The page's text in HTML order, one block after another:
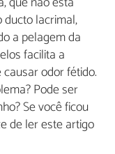
lacrimal,
a pelagem da
facilita a
odor fétido.
Pode ser
Se você ficou
de ler este artigo